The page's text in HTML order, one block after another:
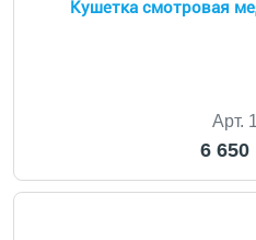
Кушетка смотровая
Арт.
6 650